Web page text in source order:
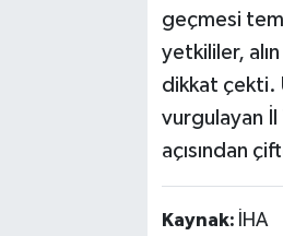
geçmesi
yetkililer,
dikkat çekti.
vurgulayan
açısından
Kaynak: İHA